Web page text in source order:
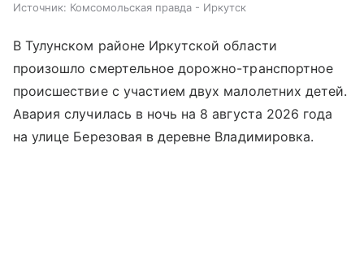
Источник: Комсомольская правда - Иркутск
В Тулунском районе Иркутской области
произошло смертельное дорожно-транспортное
происшествие с участием двух малолетних детей.
Авария случилась в ночь на 8 августа 2026 года
на улице Березовая в деревне Владимировка.